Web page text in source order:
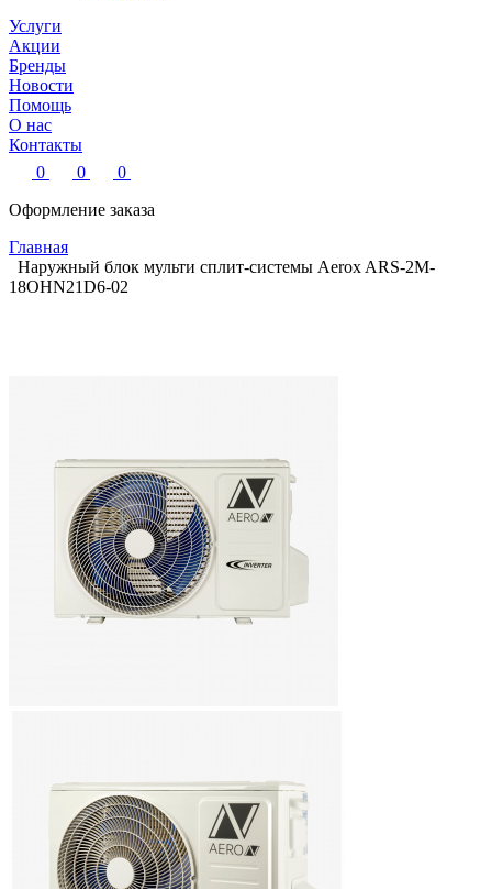
Услуги
Акции
Бренды
Новости
Помощь
О нас
Контакты
0
0
0
Оформление заказа
Главная
Наружный блок мульти сплит-системы Aerox ARS-2M-
18OHN21D6-02